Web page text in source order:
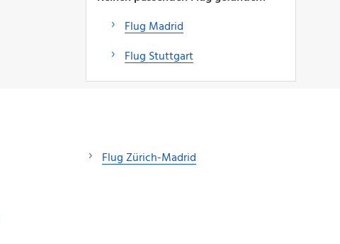
Flug Madrid
Flug Stuttgart
Flug Zürich-Madrid